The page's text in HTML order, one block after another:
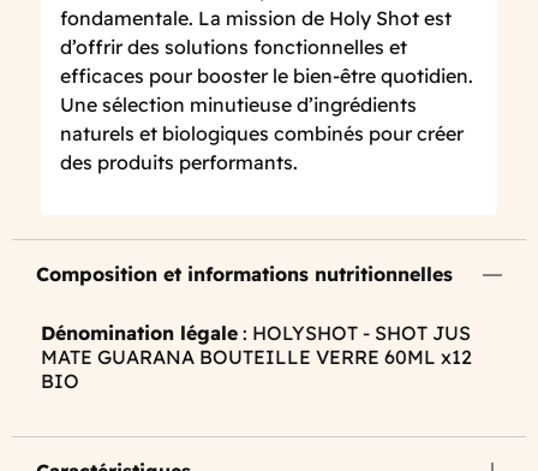
fondamentale. La mission de Holy Shot est
d’offrir des solutions fonctionnelles et
efficaces pour booster le bien-être quotidien.
Une sélection minutieuse d’ingrédients
naturels et biologiques combinés pour créer
des produits performants.
Composition et informations nutritionnelles
Dénomination légale : HOLYSHOT - SHOT JUS
MATE GUARANA BOUTEILLE VERRE 60ML x12
BIO